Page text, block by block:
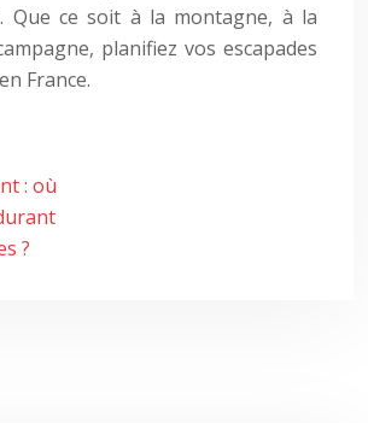
Que ce soit à la montagne, à la
planifiez vos escapades
France.
: où
?